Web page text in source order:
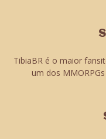
TibiaBR é o maior
um dos